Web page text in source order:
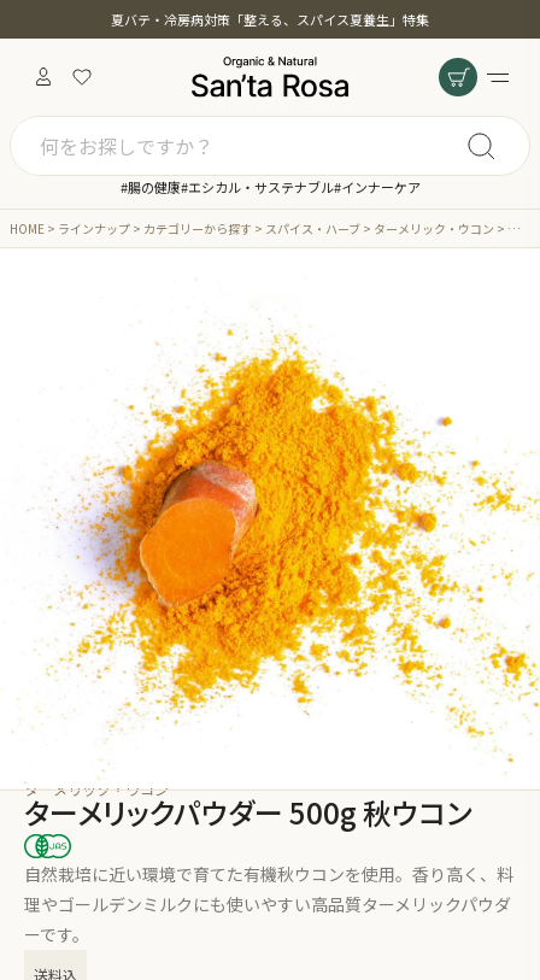
夏バテ・冷房病対策「整える、スパイス夏養生」特集
#腸の健康#エシカル・サステナブル#インナーケア
HOME ラインナップ カテゴリーから探す スパイス・ハーブ ターメリック・ウコン ター
ターメリック・ウコン
ターメリックパウダー 500g 秋ウコン
自然栽培に近い環境で育てた有機秋ウコンを使用。香り高く、料
理やゴールデンミルクにも使いやすい高品質ターメリックパウダ
ーです。
送料込